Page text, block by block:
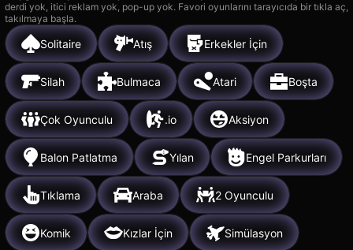
derdi yok, itici reklam yok, pop-up yok. Favori oyunlarını tarayıcıda bir tıkla aç,
takılmaya başla.
Solitaire Atış Erkekler İçin
Silah Bulmaca Atari Boşta
Çok Oyunculu .io Aksiyon
Balon Patlatma Yılan Engel Parkurları
Tıklama Araba 2 Oyunculu
Komik Kızlar İçin Simülasyon